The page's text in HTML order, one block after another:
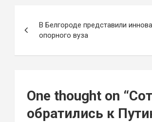
по
записям
В Белгороде представили
опорного вуза
One thought on “
обратились к